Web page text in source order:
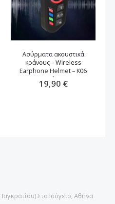
Ασύρματα ακουστικά
κράνους – Wireless
Earphone Helmet – K06
μαύρο
19,90 €
Στο Ισόγειο, Αθήνα